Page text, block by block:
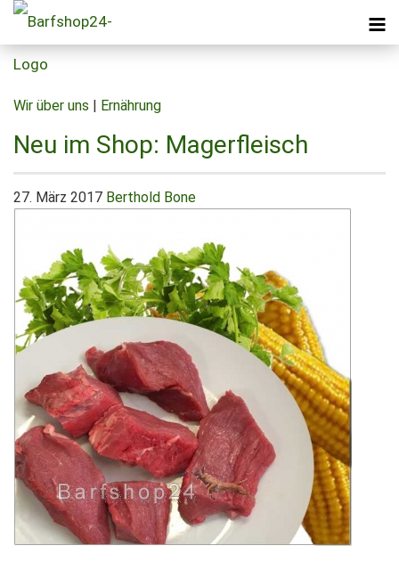
Wir über uns | Ernährung
Neu im Shop: Magerfleisch
27. März 2017 Berthold Bone